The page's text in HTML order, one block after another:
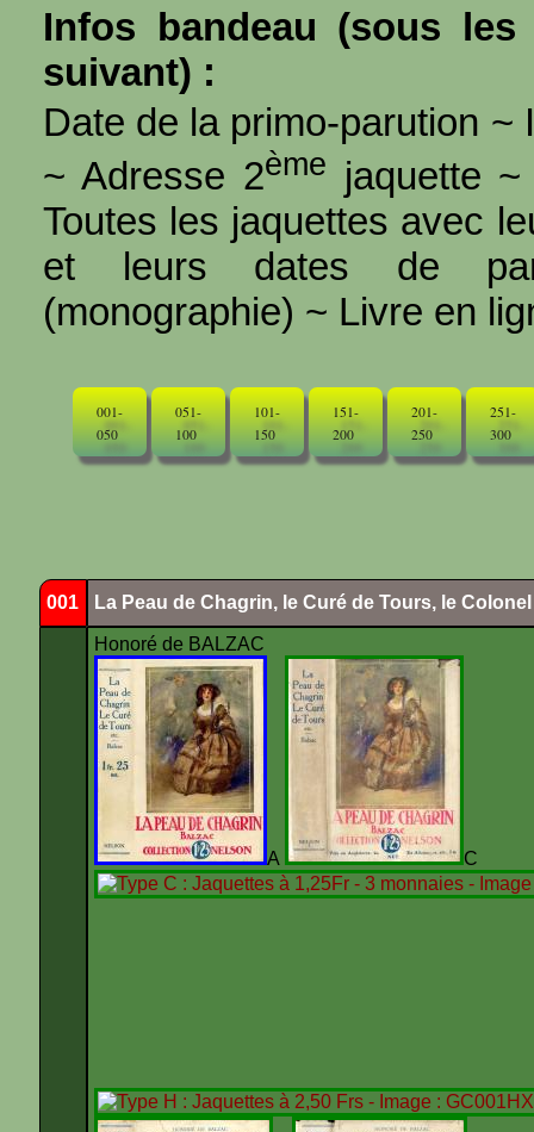
Infos bandeau (sous
suivant) :
Date de la primo-parution ~
~ Adresse 2ème jaquette
Toutes les jaquettes avec
et leurs dates de
(monographie) ~ Livre en
001-
050
051-
100
101-
150
151-
200
201-
250
251-
300
001 La Peau de Chagrin, le Curé de Tours, le
Honoré de BALZAC
A C